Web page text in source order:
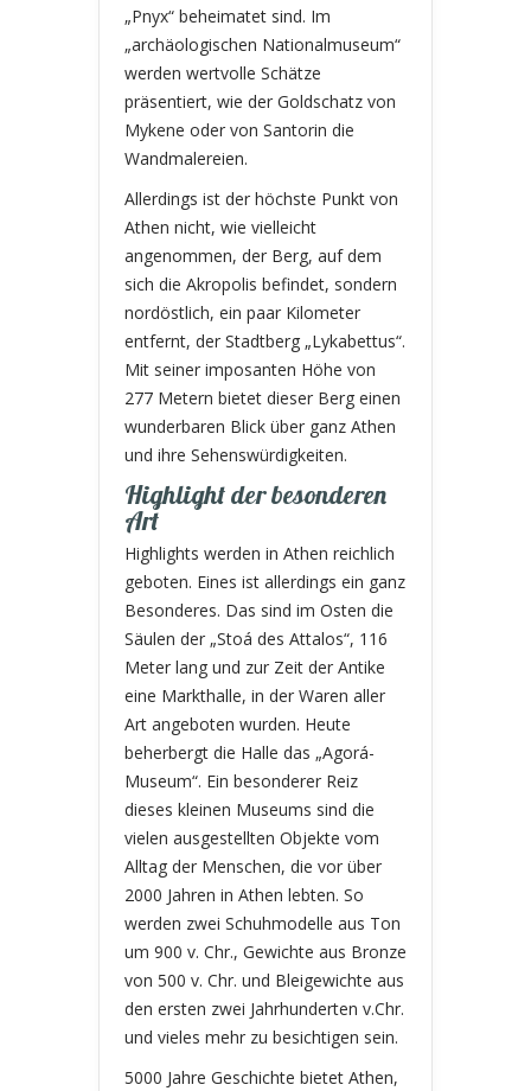
„Pnyx“ beheimatet sind. Im
„archäologischen Nationalmuseum“
werden wertvolle Schätze
präsentiert, wie der Goldschatz von
Mykene oder von Santorin die
Wandmalereien.
Allerdings ist der höchste Punkt von
Athen nicht, wie vielleicht
angenommen, der Berg, auf dem
sich die Akropolis befindet, sondern
nordöstlich, ein paar Kilometer
entfernt, der Stadtberg „Lykabettus“.
Mit seiner imposanten Höhe von
277 Metern bietet dieser Berg einen
wunderbaren Blick über ganz Athen
und ihre Sehenswürdigkeiten.
Highlight der besonderen
Art
Highlights werden in Athen reichlich
geboten. Eines ist allerdings ein ganz
Besonderes. Das sind im Osten die
Säulen der „Stoá des Attalos“, 116
Meter lang und zur Zeit der Antike
eine Markthalle, in der Waren aller
Art angeboten wurden. Heute
beherbergt die Halle das „Agorá-
Museum“. Ein besonderer Reiz
dieses kleinen Museums sind die
vielen ausgestellten Objekte vom
Alltag der Menschen, die vor über
2000 Jahren in Athen lebten. So
werden zwei Schuhmodelle aus Ton
um 900 v. Chr., Gewichte aus Bronze
von 500 v. Chr. und Bleigewichte aus
den ersten zwei Jahrhunderten v.Chr.
und vieles mehr zu besichtigen sein.
5000 Jahre Geschichte bietet Athen,